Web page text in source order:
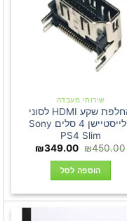
שירותי מעבדה
החלפת שקע HDMI לסוני
פלייסטיישן 4 סלים Sony
PS4 Slim
₪450.00
המחיר
היה:
₪450.00.
₪349.00
המחיר
הוספה לסל